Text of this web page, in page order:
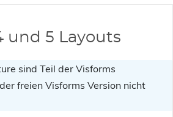
und 5 Layouts
sind Teil der Visforms
freien Visforms Version nicht